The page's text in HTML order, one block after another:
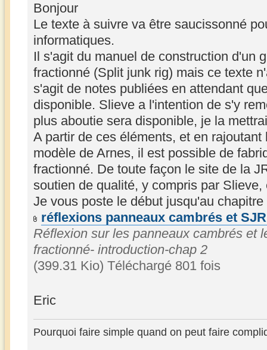
Bonjour
Le texte à suivre va être saucissonné
informatiques.
Il s'agit du manuel de construction d'un
fractionné (Split junk rig) mais ce texte
s'agit de notes publiées en attendant
disponible. Slieve a l'intention de s'y
plus aboutie sera disponible, je la
A partir de ces éléments, et en
modèle de Arnes, il est possible de
fractionné. De toute façon le site de la
soutien de qualité, y compris par
Je vous poste le début jusqu'au
réflexions panneaux cambrés et
Réflexion sur les panneaux cambrés et
fractionné- introduction-chap 2
(399.31 Kio) Téléchargé 801 fois
Eric
Pourquoi faire simple quand on peut faire